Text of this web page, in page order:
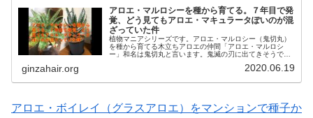
アロエ・マルロシーを種から育てる。７年目で発
覚、どう見てもアロエ・マキュラータぽいのが混
ざっていた件
植物マニアシリーズです。アロエ・マルロシー（鬼切丸）
を種から育てる木立ちアロエの仲間「アロエ・マルロシ
ー」和名は鬼切丸と言います。鬼滅の刃に出てきそうです
ginzahair.org 2020.06.19
アロエ・ボイレイ（グラスアロエ）をマンションで種子か